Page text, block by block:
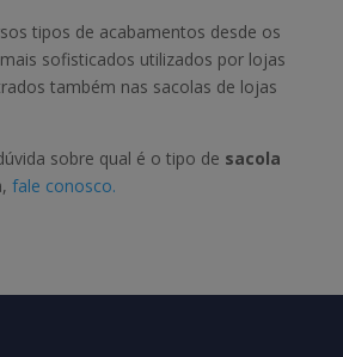
tipos de acabamentos desde os
sofisticados utilizados por lojas
também nas sacolas de lojas
sobre qual é o tipo de sacola
fale conosco.